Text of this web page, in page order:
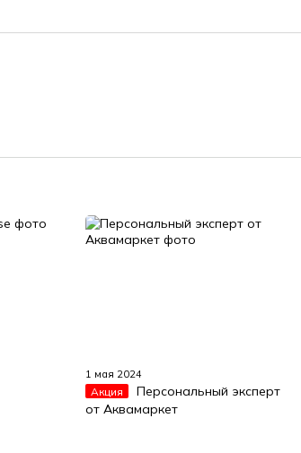
1 мая 2024
Акция
Персональный эксперт
от Аквамаркет